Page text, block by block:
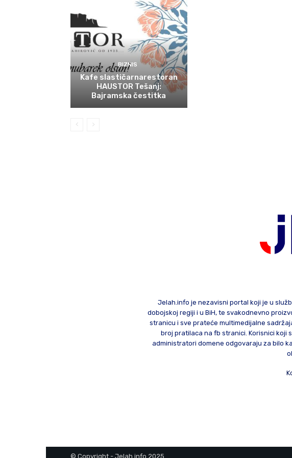
BIZNIS
Kafe slastičarnarestoran
HAUSTOR Tešanj:
Bajramska čestitka
Jelah.info je nezavisni portal koji je u
dobojskoj regiji i u BiH, te svakodnevno
stranicu i sve prateće multimedijalne
broj pratilaca na fb stranici. Korisnici koji
administratori domene odgovaraju za bilo
© Copyright - Jelah.info 2025